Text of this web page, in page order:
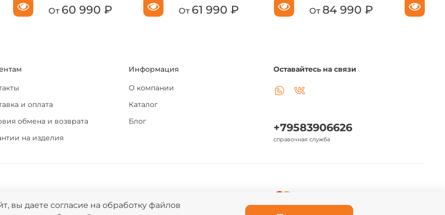
От 60 990 ₽ От 61 990 ₽ От 84 990 ₽
и оплата
обмена и возврата
на изделия
Информация
О компании
Каталог
Блог
Оставайтесь на связи
+79583906626
справочная служба
вы даете согласие на обработку файлов